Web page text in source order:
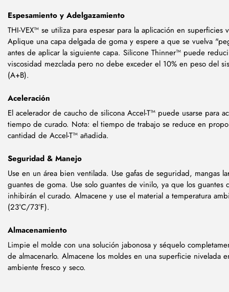
Espesamiento y Adelgazamiento
THI-VEX™ se utiliza para espesar para la aplicación en superficies
Aplique una capa delgada de goma y espere a que se vuelva
antes de aplicar la siguiente capa. Silicone Thinner™ puede
viscosidad mezclada pero no debe exceder el 10% en peso del
(A+B).
Aceleración
El acelerador de caucho de silicona Accel-T™ puede usarse para
tiempo de curado. Nota: el tiempo de trabajo se reduce en
cantidad de Accel-T™ añadida.
Seguridad & Manejo
Use en un área bien ventilada. Use gafas de seguridad, mangas
guantes de goma. Use solo guantes de vinilo, ya que los guantes
inhibirán el curado. Almacene y use el material a temperatura
(23°C/73°F).
Almacenamiento
Limpie el molde con una solución jabonosa y séquelo
de almacenarlo. Almacene los moldes en una superficie nivelada
ambiente fresco y seco.